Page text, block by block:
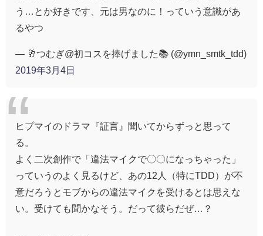
う…とか好きです、元は男なのに！っていう意識があ
るやつ
— 🥂つむぎ@初コスを捧げました📚 (@ymn_smtk_tdd)
2019年3月4日
ヒプマイのドラマ『証言』聞いてからずっと思って
る。
よく二次創作で「違法マイクで〇〇になっちゃった」
っていうのよく見るけど、あの12人（特にTDD）が不
意だろうとモブからの違法マイクを受けるとは思えな
い。受けても聞かなそう。だって彼らだぜ…？